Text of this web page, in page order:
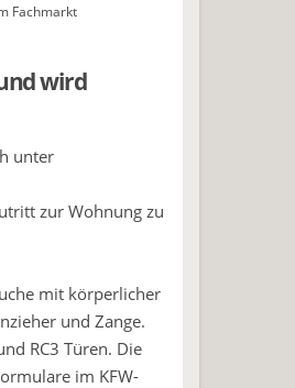
Fachmarkt
wird
unter
zur Wohnung zu
mit körperlicher
und Zange.
RC3 Türen. Die
im KFW-